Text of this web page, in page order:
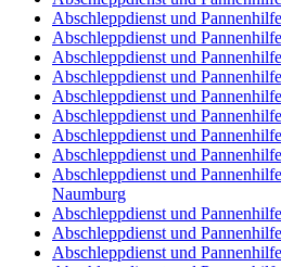
Abschleppdienst und
Abschleppdienst und
Abschleppdienst und
Abschleppdienst und
Abschleppdienst und
Abschleppdienst und
Abschleppdienst und
Abschleppdienst und
Abschleppdienst und
Naumburg
Abschleppdienst und
Abschleppdienst und
Abschleppdienst und